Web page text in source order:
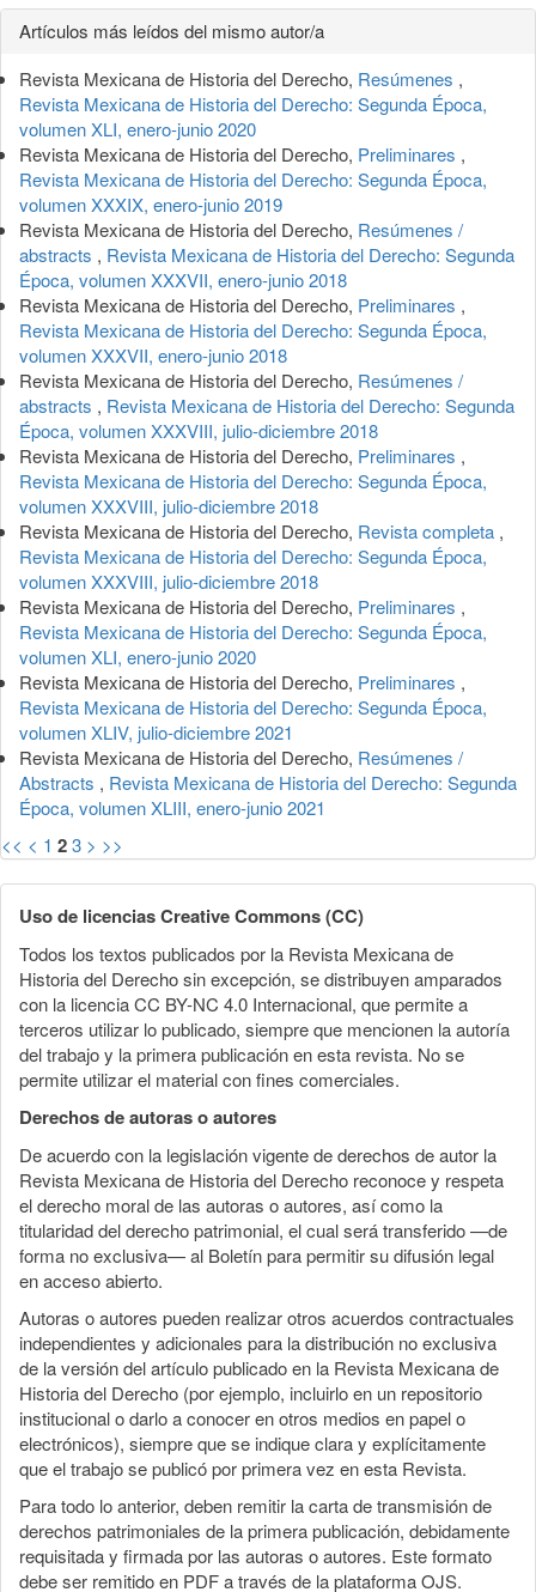
Detalles
del
artículo
Artículos más leídos del mismo autor/a
Revista Mexicana de Historia del Derecho, Resúmenes ,
Revista Mexicana de Historia del Derecho: Segunda Época,
volumen XLI, enero-junio 2020
Revista Mexicana de Historia del Derecho, Preliminares ,
Revista Mexicana de Historia del Derecho: Segunda Época,
volumen XXXIX, enero-junio 2019
Revista Mexicana de Historia del Derecho, Resúmenes /
abstracts , Revista Mexicana de Historia del Derecho: Segunda
Época, volumen XXXVII, enero-junio 2018
Revista Mexicana de Historia del Derecho, Preliminares ,
Revista Mexicana de Historia del Derecho: Segunda Época,
volumen XXXVII, enero-junio 2018
Revista Mexicana de Historia del Derecho, Resúmenes /
abstracts , Revista Mexicana de Historia del Derecho: Segunda
Época, volumen XXXVIII, julio-diciembre 2018
Revista Mexicana de Historia del Derecho, Preliminares ,
Revista Mexicana de Historia del Derecho: Segunda Época,
volumen XXXVIII, julio-diciembre 2018
Revista Mexicana de Historia del Derecho, Revista completa ,
Revista Mexicana de Historia del Derecho: Segunda Época,
volumen XXXVIII, julio-diciembre 2018
Revista Mexicana de Historia del Derecho, Preliminares ,
Revista Mexicana de Historia del Derecho: Segunda Época,
volumen XLI, enero-junio 2020
Revista Mexicana de Historia del Derecho, Preliminares ,
Revista Mexicana de Historia del Derecho: Segunda Época,
volumen XLIV, julio-diciembre 2021
Revista Mexicana de Historia del Derecho, Resúmenes /
Abstracts , Revista Mexicana de Historia del Derecho: Segunda
Época, volumen XLIII, enero-junio 2021
<< < 1 23 > >>
Uso de licencias Creative Commons (CC)
Todos los textos publicados por la Revista Mexicana de
Historia del Derecho sin excepción, se distribuyen amparados
con la licencia CC BY-NC 4.0 Internacional, que permite a
terceros utilizar lo publicado, siempre que mencionen la autoría
del trabajo y la primera publicación en esta revista. No se
permite utilizar el material con fines comerciales.
Derechos de autoras o autores
De acuerdo con la legislación vigente de derechos de autor la
Revista Mexicana de Historia del Derecho reconoce y respeta
el derecho moral de las autoras o autores, así como la
titularidad del derecho patrimonial, el cual será transferido —de
forma no exclusiva— al Boletín para permitir su difusión legal
en acceso abierto.
Autoras o autores pueden realizar otros acuerdos contractuales
independientes y adicionales para la distribución no exclusiva
de la versión del artículo publicado en la Revista Mexicana de
Historia del Derecho (por ejemplo, incluirlo en un repositorio
institucional o darlo a conocer en otros medios en papel o
electrónicos), siempre que se indique clara y explícitamente
que el trabajo se publicó por primera vez en esta Revista.
Para todo lo anterior, deben remitir la carta de transmisión de
derechos patrimoniales de la primera publicación, debidamente
requisitada y firmada por las autoras o autores. Este formato
debe ser remitido en PDF a través de la plataforma OJS.